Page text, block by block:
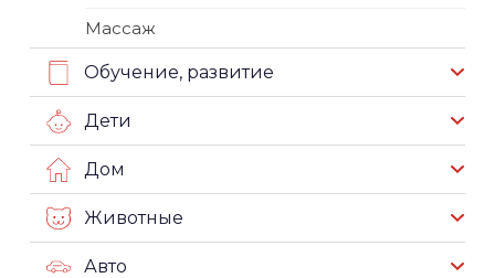
Массаж
Обучение, развитие
Дети
Дом
Животные
Авто